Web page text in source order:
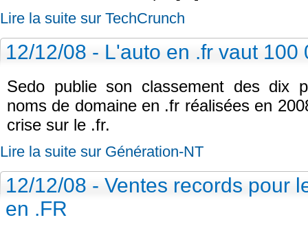
Lire la suite sur TechCrunch
12/12/08 - L'auto en .fr vaut 100
Sedo publie son classement des dix
noms de domaine en .fr réalisées en
crise sur le .fr.
Lire la suite sur Génération-NT
12/12/08 - Ventes records pour
en .FR